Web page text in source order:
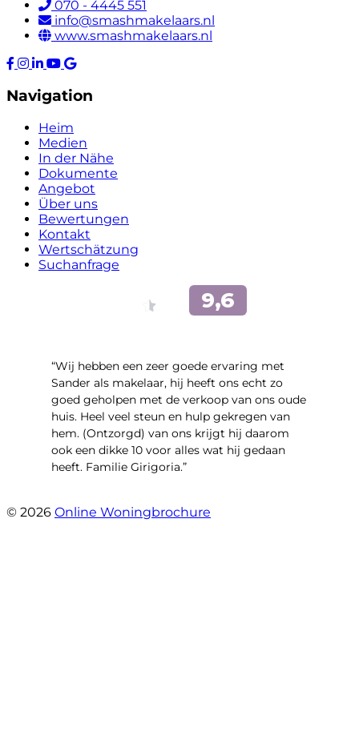
070 - 4445 551
info@smashmakelaars.nl
www.smashmakelaars.nl
Navigation
Heim
Medien
In der Nähe
Dokumente
Angebot
Über uns
Bewertungen
Kontakt
Wertschätzung
Suchanfrage
“Wij hebben een zeer goede ervaring met
Sander als makelaar, hij heeft ons echt zo
goed geholpen met de verkoop van ons oude
huis. Heel veel steun en hulp gekregen van
hem. (Ontzorgd) van ons krijgt hij daarom
ook een dikke 10 voor alles wat hij gedaan
heeft. Familie Girigoria.”
© 2026 Online Woningbrochure